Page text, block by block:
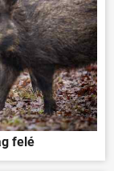
felé